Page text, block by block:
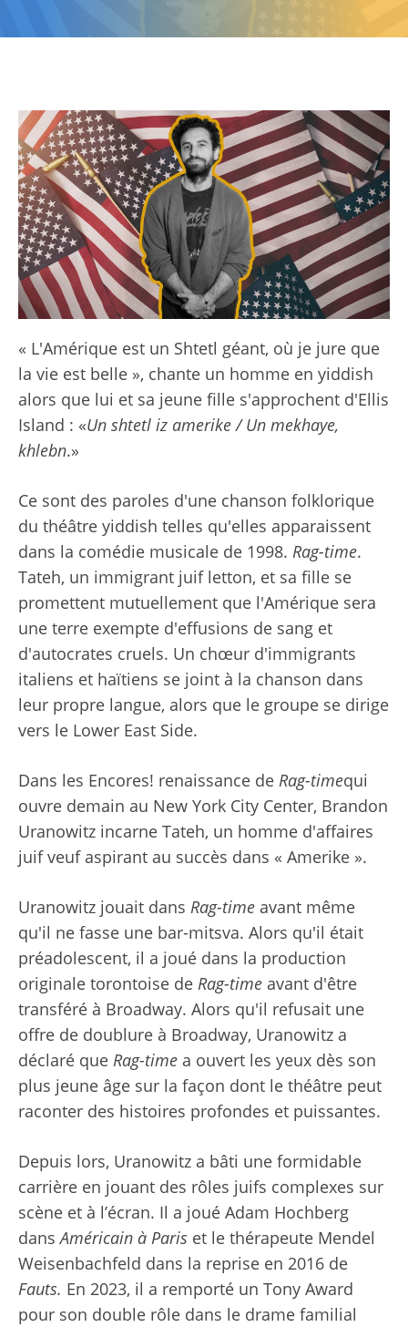
« L'Amérique est un Shtetl géant, où je jure que
la vie est belle », chante un homme en yiddish
alors que lui et sa jeune fille s'approchent d'Ellis
Island : «Un shtetl iz amerike /Un mekhaye,
khlebn.»
Ce sont des paroles d'une chanson folklorique
du théâtre yiddish telles qu'elles apparaissent
dans la comédie musicale de 1998. Rag-time.
Tateh, un immigrant juif letton, et sa fille se
promettent mutuellement que l'Amérique sera
une terre exempte d'effusions de sang et
d'autocrates cruels. Un chœur d'immigrants
italiens et haïtiens se joint à la chanson dans
leur propre langue, alors que le groupe se dirige
vers le Lower East Side.
Dans les Encores! renaissance de Rag-timequi
ouvre demain au New York City Center, Brandon
Uranowitz incarne Tateh, un homme d'affaires
juif veuf aspirant au succès dans « Amerike ».
Uranowitz jouait dans Rag-time avant même
qu'il ne fasse une bar-mitsva. Alors qu'il était
préadolescent, il a joué dans la production
originale torontoise de Rag-time avant d'être
transféré à Broadway. Alors qu'il refusait une
offre de doublure à Broadway, Uranowitz a
déclaré que Rag-time a ouvert les yeux dès son
plus jeune âge sur la façon dont le théâtre peut
raconter des histoires profondes et puissantes.
Depuis lors, Uranowitz a bâti une formidable
carrière en jouant des rôles juifs complexes sur
scène et à l’écran. Il a joué Adam Hochberg
dansAméricain à Paris et le thérapeute Mendel
Weisenbachfeld dans la reprise en 2016 de
Fauts. En 2023, il a remporté un Tony Award
pour son double rôle dans le drame familial